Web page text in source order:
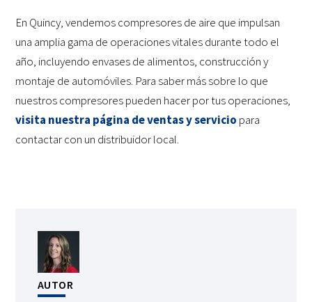
En Quincy, vendemos compresores de aire que impulsan
una amplia gama de operaciones vitales durante todo el
año, incluyendo envases de alimentos, construcción y
montaje de automóviles. Para saber más sobre lo que
nuestros compresores pueden hacer por tus operaciones,
visita nuestra página de ventas y servicio para
contactar con un distribuidor local.
AUTOR